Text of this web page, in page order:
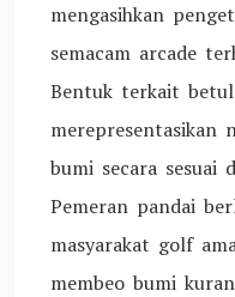
mengasihkan
semacam arcade
Bentuk terkait
merepresentasikan
bumi secara sesuai
Pemeran pandai
masyarakat golf
membeo bumi